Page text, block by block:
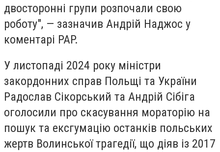
двосторонні групи розпочали свою
роботу", — зазначив Андрій Наджос у
коментарі PAP.
У листопаді 2024 року міністри
закордонних справ Польщі та України
Радослав Сікорський та Андрій Сібіга
оголосили про скасування мораторію на
пошук та ексгумацію останків польських
жертв Волинської трагедії, що діяв із 2017